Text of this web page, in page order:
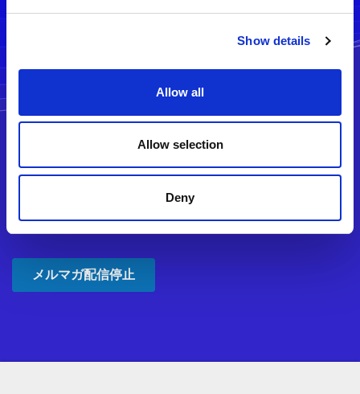
Show details
Allow all
Allow selection
Deny